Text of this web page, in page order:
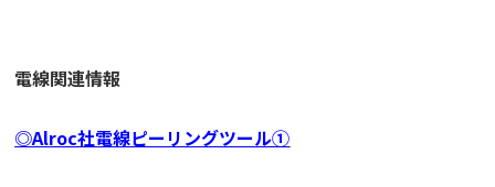
電線関連情報
◎Alroc社電線ピーリングツール①